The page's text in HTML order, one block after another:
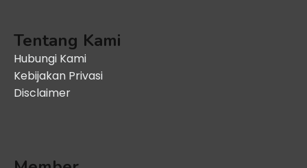
Tentang Kami
Hubungi Kami
Kebijakan Privasi
Disclaimer